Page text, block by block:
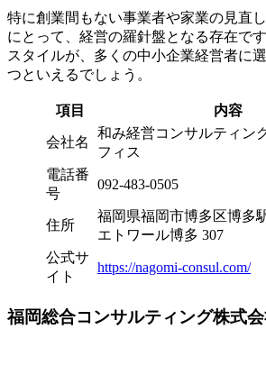
特に創業間もない事業者や家業の見直
にとって、経営の羅針盤となる存在で
スタイルが、多くの中小企業経営者に
つといえるでしょう。
項目 内容
会社名
和み経営コンサルティン
フィス
電話番
号
092-483-0505
住所
福岡県福岡市博多区博多
エトワール博多 307
公式サ
イト
https://nagomi-consul.com/
福岡総合コンサルティング株式